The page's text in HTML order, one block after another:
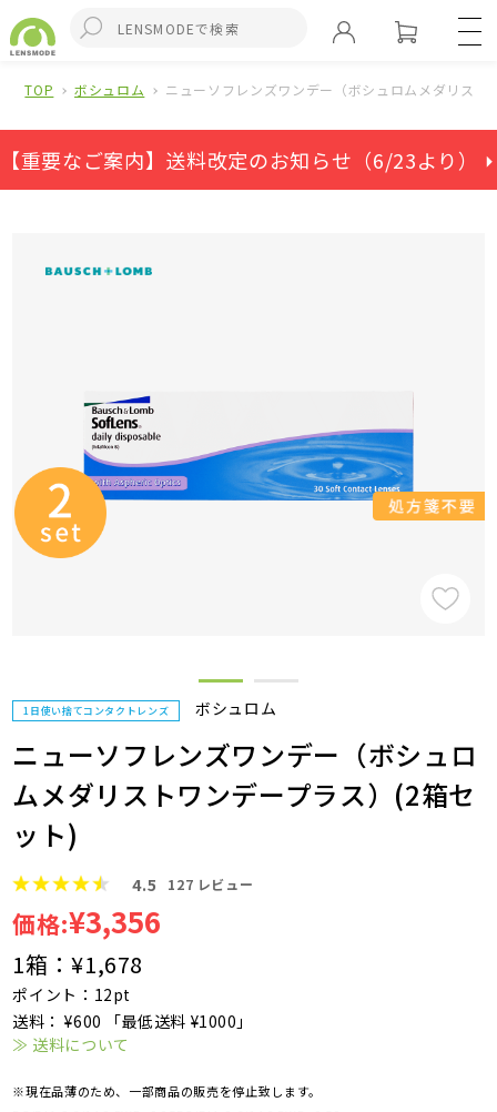
TOP ボシュロム ニューソフレンズワンデー（ボシュロムメダリスト
【重要なご案内】送料改定のお知らせ（6/23より） ⏵
1日使い捨てコンタクトレンズ ボシュロム
ニューソフレンズワンデー（ボシュロ
ムメダリストワンデープラス）(2箱セ
ット)
4.5 127 レビュー
価格:¥3,356
1箱：¥1,678
ポイント：12pt
送料： ¥600 「最低送料 ¥1000」
≫ 送料について
※現在品薄のため、一部商品の販売を停止致します。